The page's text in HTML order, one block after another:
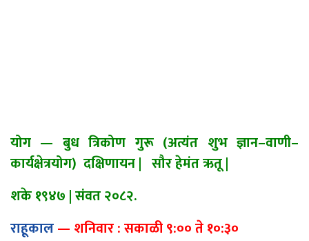
योग — बुध त्रिकोण गुरू (अत्यंत शुभ ज्ञान–वाणी–
कार्यक्षेत्रयोग) दक्षिणायन| सौर हेमंत ऋतू|
शके १९४७ |संवत२०८२.
राहूकाल— शनिवार : सकाळी ९:०० ते १०:३०